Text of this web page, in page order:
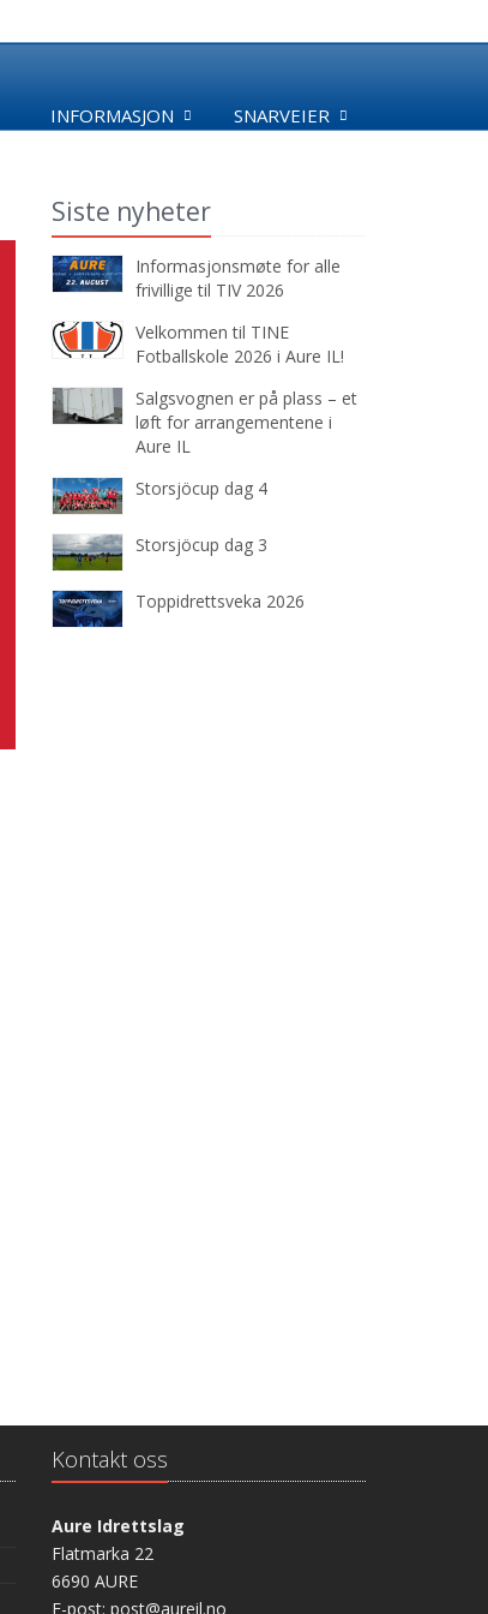
INFORMASJON SNARVEIER
Siste nyheter
Informasjonsmøte for alle
frivillige til TIV 2026
Velkommen til TINE
Fotballskole 2026 i Aure IL!
Salgsvognen er på plass – et
løft for arrangementene i
Aure IL
Storsjöcup dag 4
Storsjöcup dag 3
Toppidrettsveka 2026
Kontakt oss
Aure Idrettslag
Flatmarka 22
6690 AURE
E-post: post@aureil.no